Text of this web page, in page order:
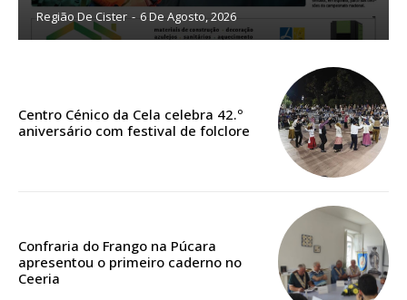
Sendo assinante terá acesso a todos os conteúdos exclusivos e versões
32€
Região De Cister - 6 De Agosto, 2026
Centro Cénico da Cela celebra 42.º
aniversário com festival de folclore
Confraria do Frango na Púcara
apresentou o primeiro caderno no
Ceeria